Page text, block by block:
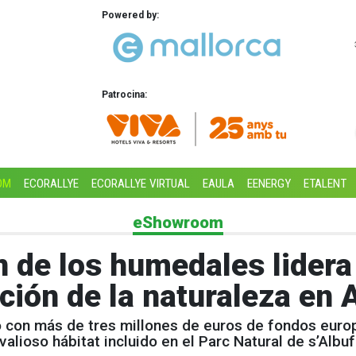
Powered by:
Patrocina:
ECORALLYE ECORALLYE VIRTUAL EAULA EENERGY ETALENT
eShowroom
de los humedales
de la naturaleza en
más de tres millones de euros de fondos
hábitat incluido en el Parc Natural de